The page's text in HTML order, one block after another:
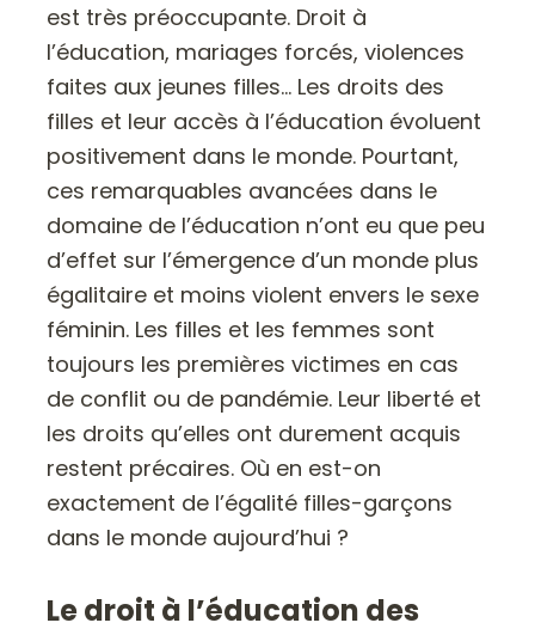
est très préoccupante. Droit à
l’éducation, mariages forcés, violences
faites aux jeunes filles… Les droits des
filles et leur accès à l’éducation évoluent
positivement dans le monde. Pourtant,
ces remarquables avancées dans le
domaine de l’éducation n’ont eu que peu
d’effet sur l’émergence d’un monde plus
égalitaire et moins violent envers le sexe
féminin. Les filles et les femmes sont
toujours les premières victimes en cas
de conflit ou de pandémie. Leur liberté et
les droits qu’elles ont durement acquis
restent précaires. Où en est-on
exactement de l’égalité filles-garçons
dans le monde aujourd’hui ?
Le droit à l’éducation des